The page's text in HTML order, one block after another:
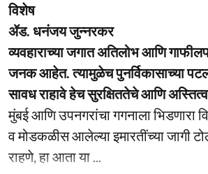
विशेष
ॲड. धनंजय जुन्नरकर
व्यवहाराच्या जगात अतिलोभ आणि
जनक आहेत. त्यामुळेच पुनर्विकासाच्या
सावध राहावे हेच सुरक्षिततेचे आणि
मुंबई आणि उपनगरांचा गगनाला भिडणारा
व मोडकळीस आलेल्या इमारतींच्या जागी
राहणे, हा आता या ...